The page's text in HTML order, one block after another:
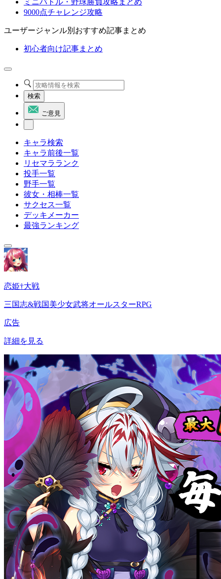
ミニバトル・野球勝負攻略まとめ
9000点チャレンジ攻略
ユーザージャンル別おすすめ記事まとめ
初心者向け記事まとめ
検索
ご意見
キャラ検索
キャラ前後一覧
リセマラランク
投手一覧
野手一覧
彼女・相棒一覧
サクセス一覧
デッキメーカー
最強ランキング
恋姫†大戦
三国志&戦国美少女武将オールスターRPG
広告
詳細を見る